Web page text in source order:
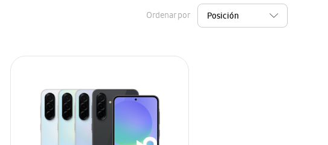
Ordenar por